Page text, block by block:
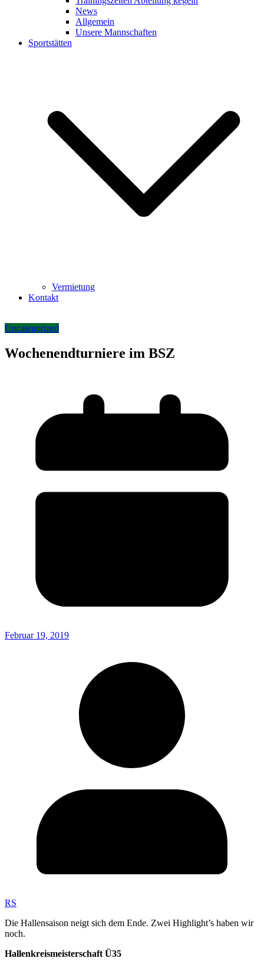
News
Allgemein
Unsere Mannschaften
Sportstätten
Vermietung
Kontakt
Uncategorized
Wochenendturniere im BSZ
Februar 19, 2019
RS
Die Hallensaison neigt sich dem Ende. Zwei Highlight’s haben wir
noch.
Hallenkreismeisterschaft Ü35